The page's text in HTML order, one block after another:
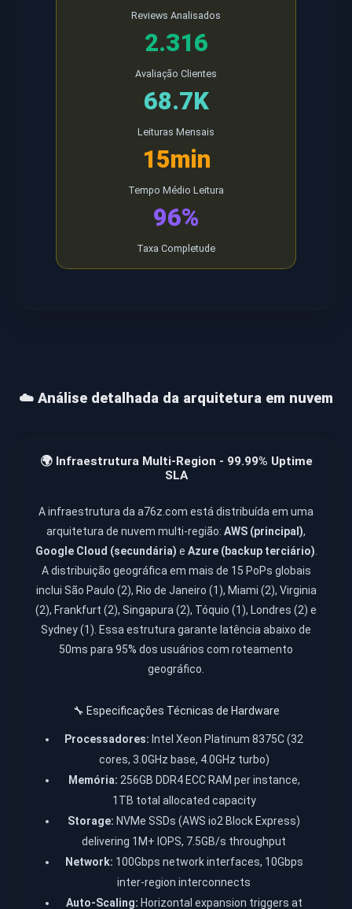
Reviews Analisados
2.316
Avaliação Clientes
68.7K
Leituras Mensais
15min
Tempo Médio Leitura
96%
Taxa Completude
☁️ Análise detalhada da arquitetura em nuvem
🌍 Infraestrutura Multi-Region - 99.99% Uptime
SLA
A infraestrutura da a76z.com está distribuída em uma
arquitetura de nuvem multi-região: AWS (principal),
Google Cloud (secundária) e Azure (backup terciário)
A distribuição geográfica em mais de 15 PoPs globais
inclui São Paulo (2), Rio de Janeiro (1), Miami (2), Virginia
(2), Frankfurt (2), Singapura (2), Tóquio (1), Londres (2) e
Sydney (1). Essa estrutura garante latência abaixo de
50ms para 95% dos usuários com roteamento
geográfico.
🔧 Especificações Técnicas de Hardware
Processadores: Intel Xeon Platinum 8375C (32
cores, 3.0GHz base, 4.0GHz turbo)
Memória: 256GB DDR4 ECC RAM per instance,
1TB total allocated capacity
Storage: NVMe SSDs (AWS io2 Block Express)
delivering 1M+ IOPS, 7.5GB/s throughput
Network: 100Gbps network interfaces, 10Gbps
inter-region interconnects
Auto-Scaling: Horizontal expansion triggers at